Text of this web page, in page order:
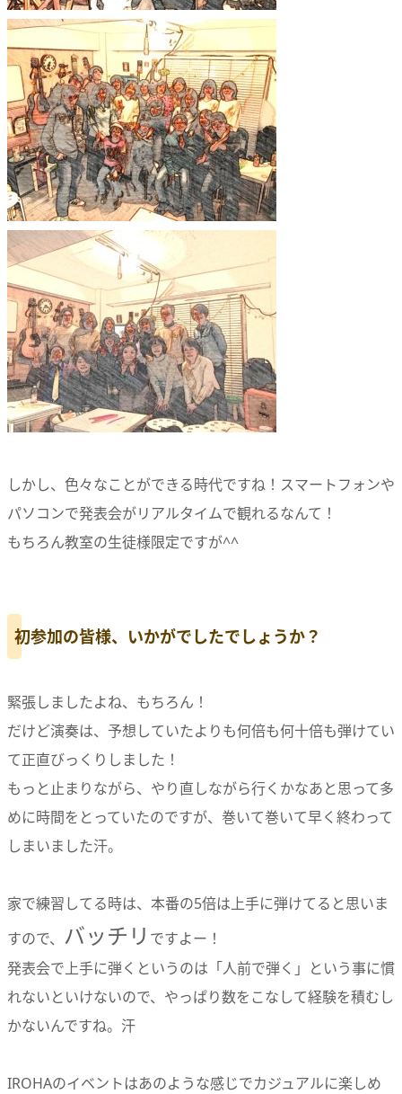
しかし、色々なことができる時代ですね！スマートフォンや
パソコンで発表会がリアルタイムで観れるなんて！
もちろん教室の生徒様限定ですが^^
初参加の皆様、いかがでしたでしょうか？
緊張しましたよね、もちろん！
だけど演奏は、予想していたよりも何倍も何十倍も弾けてい
て正直びっくりしました！
もっと止まりながら、やり直しながら行くかなあと思って多
めに時間をとっていたのですが、巻いて巻いて早く終わって
しまいました汗。
家で練習してる時は、本番の5倍は上手に弾けてると思いま
すので、 バッチリ ですよー！
発表会で上手に弾くというのは「人前で弾く」という事に慣
れないといけないので、やっぱり数をこなして経験を積むし
かないんですね。汗
IROHAのイベントはあのような感じでカジュアルに楽しめ